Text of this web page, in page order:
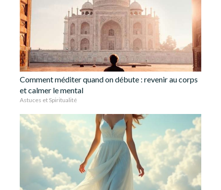
Comment méditer quand on débute : revenir au corps
et calmer le mental
Astuces et Spiritualité